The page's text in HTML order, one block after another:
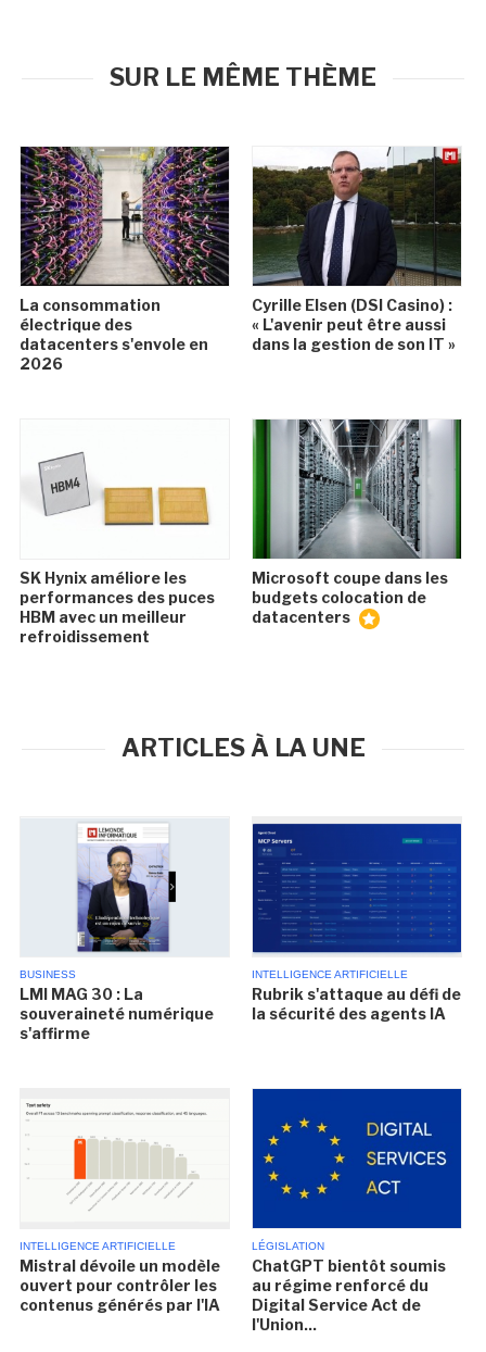
SUR LE MÊME THÈME
La consommation
électrique des
datacenters s'envole en
2026
Cyrille Elsen (DSI Casino) :
« L'avenir peut être aussi
dans la gestion de son IT »
SK Hynix améliore les
performances des puces
HBM avec un meilleur
refroidissement
Microsoft coupe dans les
budgets colocation de
datacenters
ARTICLES À LA UNE
BUSINESS
LMI MAG 30 : La
souveraineté numérique
s'affirme
INTELLIGENCE ARTIFICIELLE
Rubrik s'attaque au défi de
la sécurité des agents IA
INTELLIGENCE ARTIFICIELLE
Mistral dévoile un modèle
ouvert pour contrôler les
contenus générés par l'IA
LÉGISLATION
ChatGPT bientôt soumis
au régime renforcé du
Digital Service Act de
l'Union...